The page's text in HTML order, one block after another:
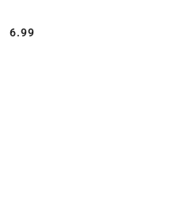
Cena:
6.99